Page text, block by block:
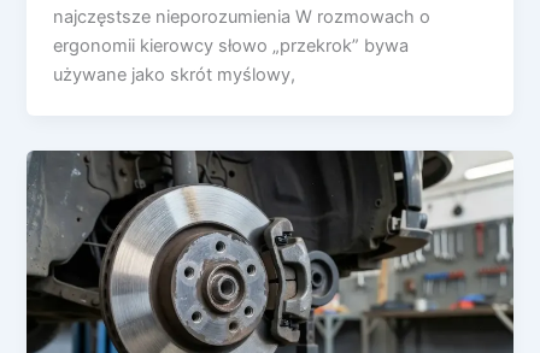
najczęstsze nieporozumienia W rozmowach o
ergonomii kierowcy słowo „przekrok” bywa
używane jako skrót myślowy,